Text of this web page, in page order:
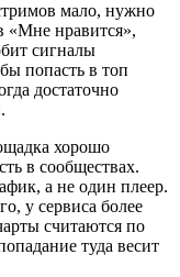
мало, нужно
«Мне нравится»,
сигналы
попасть в топ
достаточно
хорошо
в сообществах.
а не один плеер.
у сервиса более
считаются по
туда весит